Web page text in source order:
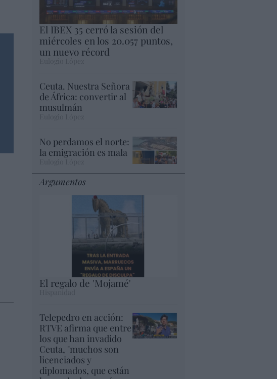
El IBEX 35 cerró la sesión del
miércoles en los 20.057 puntos,
un nuevo récord
Ceuta. Nuestra Señora
de África: convertir al
musulmán
No perdamos el norte:
la emigración es mala
Argumentos
El regalo de 'Mojamé'
Telepedro en acción:
RTVE afirma que entre
los que han invadido
Ceuta, "muchos son
licenciados y
diplomados, que están